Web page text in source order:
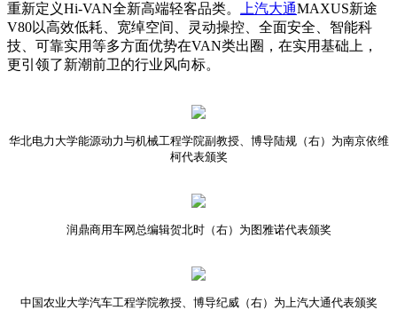
重新定义Hi-VAN全新高端轻客品类。 上汽大通MAXUS新途
V80以高效低耗、宽绰空间、灵动操控、全面安全、智能科
技、可靠实用等多方面优势在VAN类出圈，在实用基础上，
更引领了新潮前卫的行业风向标。
华北电力大学能源动力与机械工程学院副教授、博导陆规（右）为南京依维
柯代表颁奖
润鼎商用车网总编辑贺北时（右）为图雅诺代表颁奖
中国农业大学汽车工程学院教授、博导纪威（右）为上汽大通代表颁奖